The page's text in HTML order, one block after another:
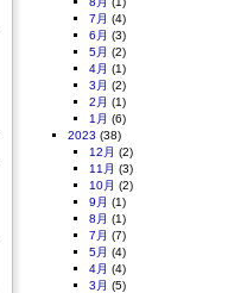
7月 (4)
6月 (3)
5月 (2)
4月 (1)
3月 (2)
2月 (1)
1月 (6)
2023 (38)
12月 (2)
11月 (3)
10月 (2)
9月 (1)
8月 (1)
7月 (7)
5月 (4)
4月 (4)
3月 (5)